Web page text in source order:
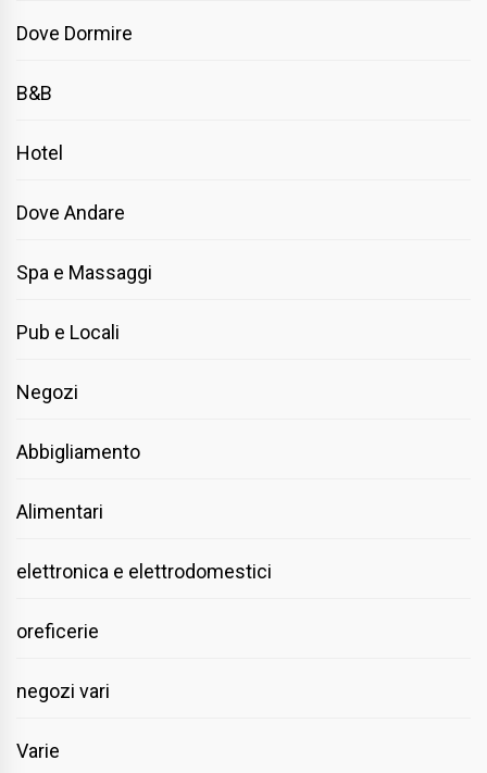
Dove Dormire
B&B
Hotel
Dove Andare
Spa e Massaggi
Pub e Locali
Negozi
Abbigliamento
Alimentari
elettronica e elettrodomestici
oreficerie
negozi vari
Varie